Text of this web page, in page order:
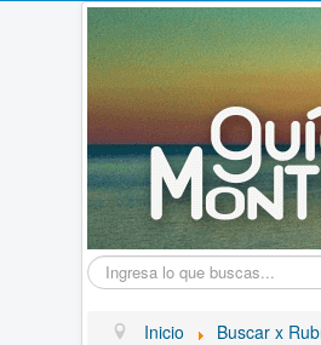
Buscar...
Inicio Buscar x